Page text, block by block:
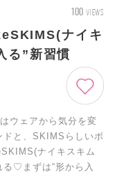
100 VIEWS
ナイキ
る”新習慣
ウェアから気分を変
ドと、SKIMSらしいボ
ナイキスキム
♡まずは“形から入